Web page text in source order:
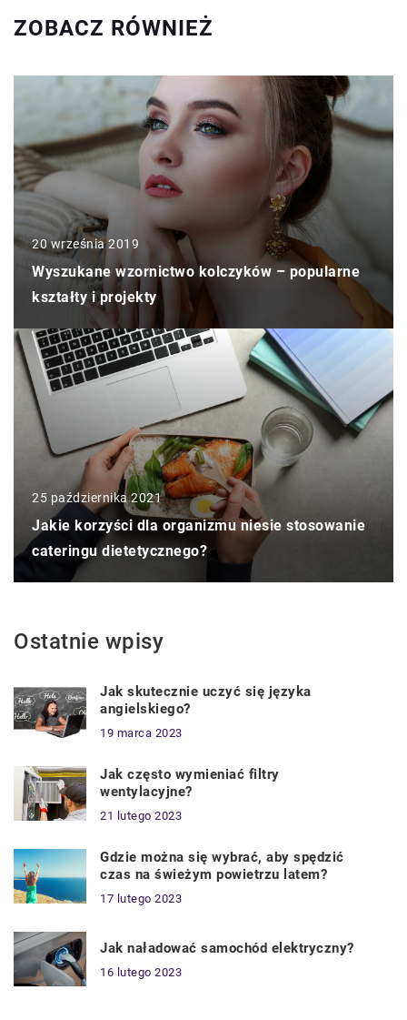
ZOBACZ RÓWNIEŻ
20 września 2019
Wyszukane wzornictwo kolczyków – popularne
kształty i projekty
25 października 2021
Jakie korzyści dla organizmu niesie stosowanie
cateringu dietetycznego?
Ostatnie wpisy
Jak skutecznie uczyć się języka
angielskiego?
19 marca 2023
Jak często wymieniać filtry
wentylacyjne?
21 lutego 2023
Gdzie można się wybrać, aby spędzić
czas na świeżym powietrzu latem?
17 lutego 2023
Jak naładować samochód elektryczny?
16 lutego 2023